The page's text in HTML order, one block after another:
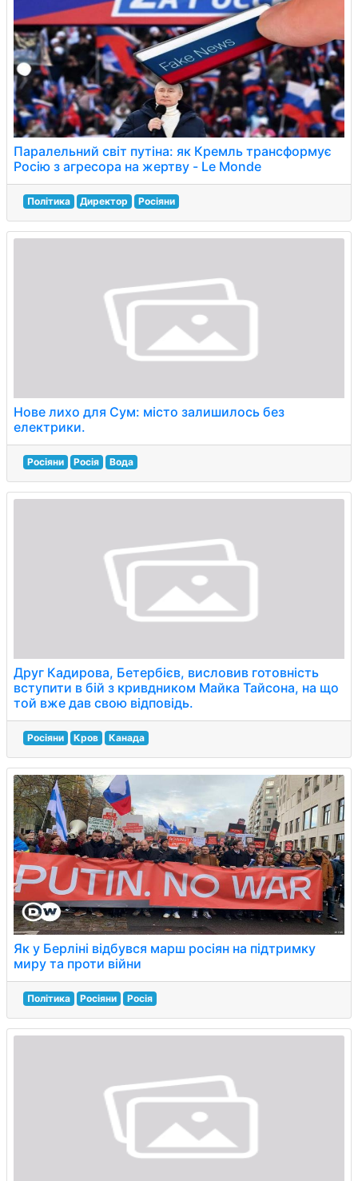
Паралельний світ путіна: як Кремль трансформує
Росію з агресора на жертву - Le Monde
Політика Директор Росіяни
Нове лихо для Сум: місто залишилось без
електрики.
Росіяни Росія Вода
Друг Кадирова, Бетербієв, висловив готовність
вступити в бій з кривдником Майка Тайсона, на що
той вже дав свою відповідь.
Росіяни Кров Канада
Як у Берліні відбувся марш росіян на підтримку
миру та проти війни
Політика Росіяни Росія